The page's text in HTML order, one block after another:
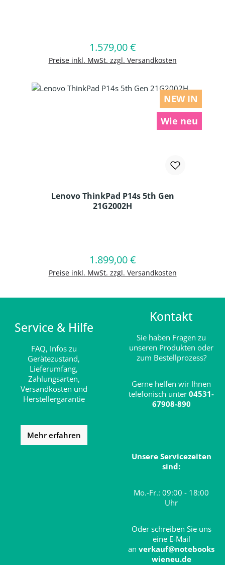
Regulärer Preis:
1.579,00 €
Preise inkl. MwSt. zzgl. Versandkosten
In den Warenkorb
NEW IN
Wie neu
Lenovo ThinkPad P14s 5th Gen
21G2002H
Regulärer Preis:
1.899,00 €
Preise inkl. MwSt. zzgl. Versandkosten
In den Warenkorb
Service & Hilfe
FAQ, Infos zu
Gerätezustand,
Lieferumfang,
Zahlungsarten,
Versandkosten und
Herstellergarantie
Mehr erfahren
Kontakt
Sie haben Fragen zu
unseren Produkten oder
zum Bestellprozess?
Gerne helfen wir Ihnen
telefonisch unter 04531-
67908-890
Unsere Servicezeiten
sind:
Mo.-Fr.: 09:00 - 18:00
Uhr
Oder schreiben Sie uns
eine E-Mail
an verkauf@notebooks
wieneu.de